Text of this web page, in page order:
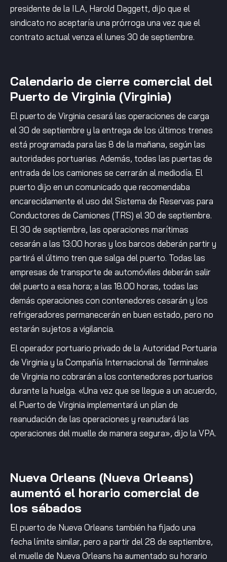
presidente de la ILA, Harold Daggett, dijo que el
sindicato no aceptaría una prórroga una vez que el
contrato actual venza el lunes 30 de septiembre.
Calendario de cierre comercial del
Puerto de Virginia (Virginia)
El puerto de Virginia cesará las operaciones de carga
el 30 de septiembre y la entrega de los últimos trenes
está programada para las 8 de la mañana, según las
autoridades portuarias. Además, todas las puertas de
entrada de los camiones se cerrarán al mediodía. El
puerto dijo en un comunicado que recomendaba
encarecidamente el uso del Sistema de Reservas para
Conductores de Camiones (TRS) el 30 de septiembre.
El 30 de septiembre, las operaciones marítimas
cesarán a las 13:00 horas y los barcos deberán partir y
partirá el último tren que salga del puerto. Todas las
empresas de transporte de automóviles deberán salir
del puerto a esa hora; a las 18.00 horas, todas las
demás operaciones con contenedores cesarán y los
refrigeradores permanecerán en buen estado, pero no
estarán sujetos a vigilancia.
El operador portuario privado de la Autoridad Portuaria
de Virginia y la Compañía Internacional de Terminales
de Virginia no cobrarán a los contenedores portuarios
durante la huelga. «Una vez que se llegue a un acuerdo,
el Puerto de Virginia implementará un plan de
reanudación de las operaciones y reanudará las
operaciones del muelle de manera segura», dijo la VPA.
Nueva Orleans (Nueva Orleans)
aumentó el horario comercial de
los sábados
El puerto de Nueva Orleans también ha fijado una
fecha límite similar, pero a partir del 28 de septiembre,
el muelle de Nueva Orleans ha aumentado su horario